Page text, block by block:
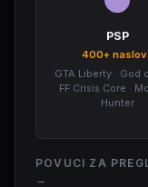
PSP
400+
GTA Liberty · God
FF Crisis Core ·
Hunter
POVUCI ZA
→